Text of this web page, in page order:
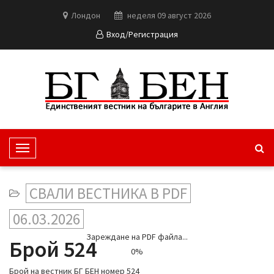
Лондон
неделя 09 август 2026
Вход/Регистрация
T
o
l
e
v
СВАЛИ ВЕСТНИКА В PDF
06.03.2026
Брой 524
Брой на вестник БГ БЕН номер 524
Зареждане на PDF файла...
0%